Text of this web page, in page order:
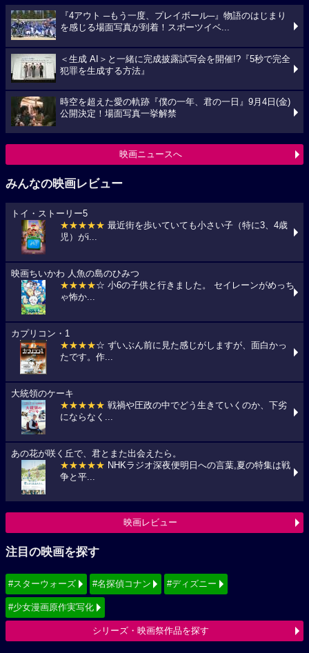
『4アウト ─もう一度、プレイボール─』物語のはじまり
を感じる場面写真が到着！スポーツイベ...
＜生成 AI＞と一緒に完成披露試写会を開催!?『5秒で完全
犯罪を生成する方法』
時空を超えた愛の軌跡『僕の一年、君の一日』9月4日(金)
公開決定！場面写真一挙解禁
映画ニュースへ
みんなの映画レビュー
トイ・ストーリー5
★★★★★ 最近街を歩いていても小さい子（特に3、4歳
児）がi...
映画ちいかわ 人魚の島のひみつ
★★★★☆ 小6の子供と行きました。 セイレーンがめっち
ゃ怖か...
カプリコン・1
★★★★☆ ずいぶん前に見た感じがしますが、面白かっ
たです。作...
大統領のケーキ
★★★★★ 戦禍や圧政の中でどう生きていくのか、下劣
にならなく...
あの花が咲く丘で、君とまた出会えたら。
★★★★★ NHKラジオ深夜便明日への言葉,夏の特集は戦
争と平...
映画レビュー
注目の映画を探す
#スターウォーズ #名探偵コナン #ディズニー
#少女漫画原作実写化
シリーズ・映画祭作品を探す